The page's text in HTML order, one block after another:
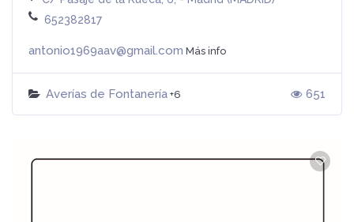
652382817
antonio1969aav@gmail.com Más info
Averías de Fontanería +6 651